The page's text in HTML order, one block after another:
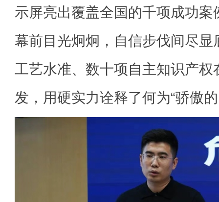
示屏亮出覆盖全国的千项成功
幕前目光炯炯，自信步伐间尽
工艺水准、数十项自主知识产权
发，用硬实力诠释了何为“骄傲